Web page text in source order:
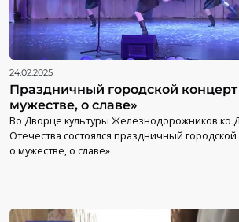
24.02.2025
Праздничный городской
мужестве, о славе»
Во Дворце культуры Железнодорожников ко
Отечества состоялся праздничный
о мужестве, о славе»